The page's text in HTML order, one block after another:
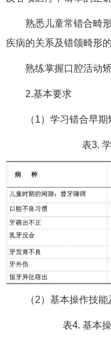
熟悉儿童常错合畸形
疾病的关系及错颌畸形
熟练掌握口腔活动矫
2.基本要求
（1）学习错合早期
表3.
（2）基本操作技能
表4. 基本